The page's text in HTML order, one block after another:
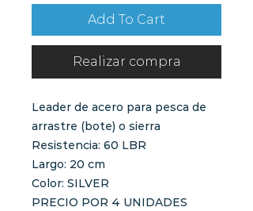
Add To Cart
Realizar compra
Leader de acero para pesca de
arrastre (bote) o sierra
Resistencia: 60 LBR
Largo: 20 cm
Color: SILVER
PRECIO POR 4 UNIDADES